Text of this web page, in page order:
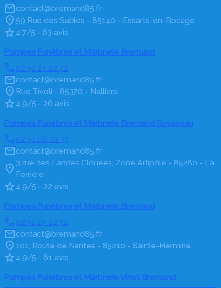
contact@bremand85.fr
59 Rue des Sables - 85140 - Essarts-en-Bocage
4.7/5 - 63 avis
Pompes Funèbres et Marbrerie Bremand
02 51 27 22 72
contact@bremand85.fr
Rue Tivoli - 85370 - Nalliers
4.9/5 - 26 avis
Pompes Funèbres et Marbrerie Bremand Rousseau
02 51 06 01 37
contact@bremand85.fr
3 rue des Landes Clouées, Zone Artipôle - 85280 - La
Ferrière
4.9/5 - 22 avis
Pompes Funèbres et Marbrerie Bremand
02 51 27 22 72
contact@bremand85.fr
101, Route de Nantes - 85210 - Sainte-Hermine
4.9/5 - 61 avis
Pompes Funèbres et Marbrerie Vinet Bremand